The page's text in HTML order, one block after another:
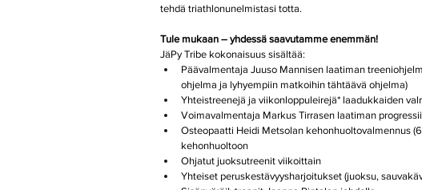
tehdä triathlonunelmistasi totta.
Tule mukaan – yhdessä saavutamme enemmän!
JäPy Tribe kokonaisuus sisältää:
Päävalmentaja Juuso Mannisen laatiman
ohjelma ja lyhyempiin matkoihin tähtäävä ohjelma)
Yhteistreenejä ja viikonloppuleirejä* laadukkaiden
Voimavalmentaja Markus Tirrasen laatiman
Osteopaatti Heidi Metsolan kehonhuoltovalmennus
kehonhuoltoon
Ohjatut juoksutreenit viikoittain
Yhteiset peruskestävyysharjoitukset (juoksu,